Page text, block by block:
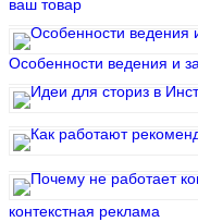
ваш товар
Особенности ведения и
контекстная реклама